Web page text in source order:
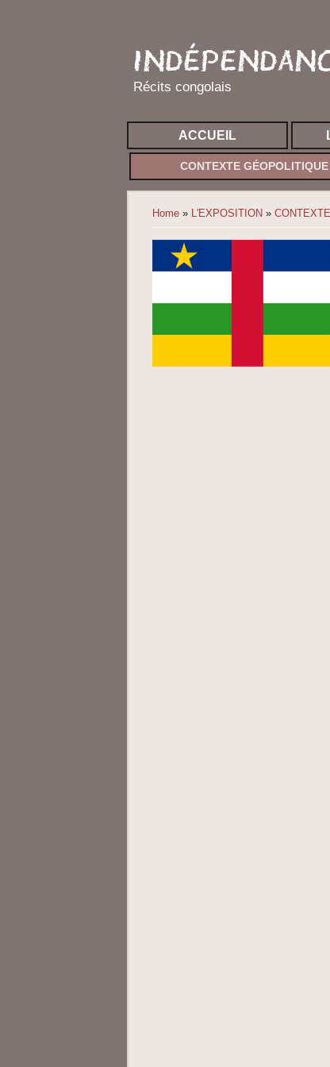
Récits congolais
ACCUEIL
CONTEXTE GÉOPOLITIQUE
You are here
Home » L'EXPOSITION »